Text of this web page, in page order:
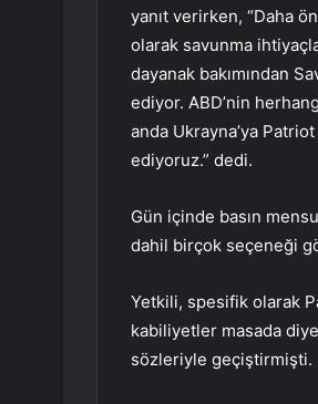
yanıt verirken, “Daha
olarak savunma
dayanak bakımından
ediyor. ABD’nin
anda Ukrayna’ya
ediyoruz.” dedi.
Gün içinde basın
dahil birçok seçeneği
Yetkili, spesifik olarak
kabiliyetler masada
sözleriyle geçiştirmişti.